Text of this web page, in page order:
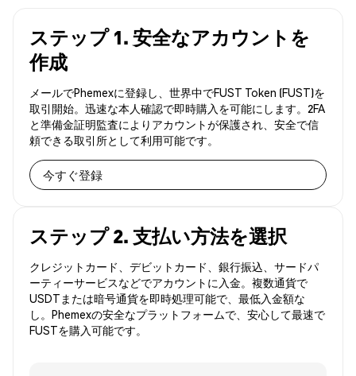
ステップ 1. 安全なアカウントを
作成
メールでPhemexに登録し、世界中でFUST Token (FUST)を
取引開始。迅速な本人確認で即時購入を可能にします。2FA
と準備金証明監査によりアカウントが保護され、安全で信
頼できる取引所として利用可能です。
今すぐ登録
ステップ 2. 支払い方法を選択
クレジットカード、デビットカード、銀行振込、サードパ
ーティーサービスなどでアカウントに入金。複数通貨で
USDTまたは暗号通貨を即時処理可能で、最低入金額な
し。Phemexの安全なプラットフォームで、安心して最速で
FUSTを購入可能です。